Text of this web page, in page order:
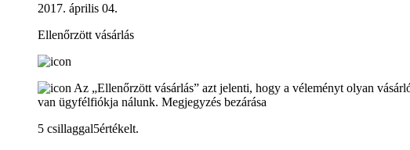
2017. április 04.
Ellenőrzött vásárlás
Az „Ellenőrzött vásárlás” azt jelenti, hogy a véleményt olyan
van ügyfélfiókja nálunk. Megjegyzés bezárása
5 csillaggal5értékelt.